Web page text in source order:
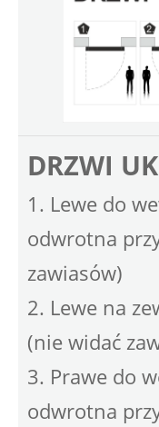
DRZWI
1. Lewe do
odwrotna
zawiasów)
2. Lewe na
(nie widać
3. Prawe do
odwrotna